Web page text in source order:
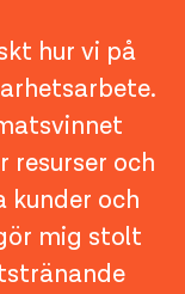
hur vi på
och
kunder och
mig stolt